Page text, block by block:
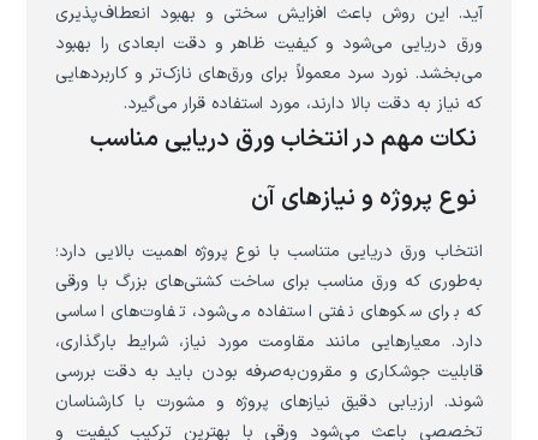
آید. این روش باعث افزایش سختی و بهبود انعطاف‌پذیری
ورق دریایی می‌شود و کیفیت ظاهر و دقت ابعادی را بهبود
می‌بخشد. نورد سرد معمولاً برای ورق‌های نازک‌تر و کاربردهایی
که نیاز به دقت بالا دارند، مورد استفاده قرار می‌گیرد.
نکات مهم در انتخاب ورق دریایی مناسب
نوع پروژه و نیازهای آن
انتخاب ورق دریایی متناسب با نوع پروژه اهمیت بالایی دارد؛
به‌طوری که ورق مناسب برای ساخت کشتی‌های بزرگ با ورقی
که برای سکوهای نفتی استفاده می‌شود، تفاوت‌های اساسی
دارد. معیارهایی مانند مقاومت مورد نیاز، شرایط بارگذاری،
قابلیت جوشکاری و مقرون‌به‌صرفه بودن باید به دقت بررسی
شوند. ارزیابی دقیق نیازهای پروژه و مشورت با کارشناسان
تخصصی باعث می‌شود ورقی با بهترین ترکیب کیفیت و